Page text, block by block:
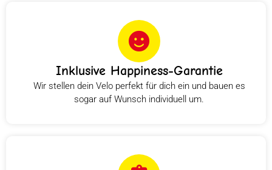
Inklusive Happiness-Garantie
Wir stellen dein Velo perfekt für dich ein und bauen es
sogar auf Wunsch individuell um.